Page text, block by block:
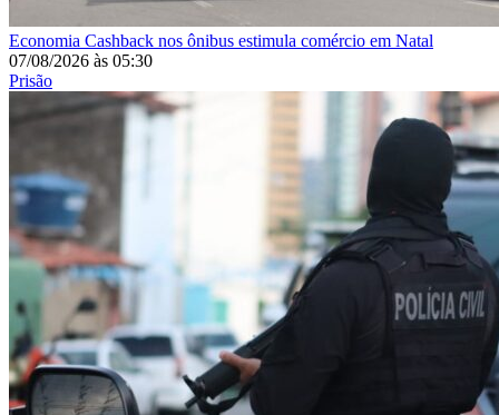
Economia Cashback nos ônibus estimula comércio em Natal
07/08/2026 às 05:30
Prisão